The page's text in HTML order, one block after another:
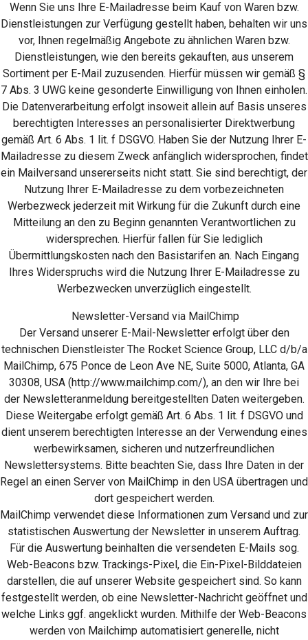
Wenn Sie uns Ihre E-Mailadresse beim Kauf von Waren bzw.
Dienstleistungen zur Verfügung gestellt haben, behalten wir uns
vor, Ihnen regelmäßig Angebote zu ähnlichen Waren bzw.
Dienstleistungen, wie den bereits gekauften, aus unserem
Sortiment per E-Mail zuzusenden. Hierfür müssen wir gemäß §
7 Abs. 3 UWG keine gesonderte Einwilligung von Ihnen einholen.
Die Datenverarbeitung erfolgt insoweit allein auf Basis unseres
berechtigten Interesses an personalisierter Direktwerbung
gemäß Art. 6 Abs. 1 lit. f DSGVO. Haben Sie der Nutzung Ihrer E-
Mailadresse zu diesem Zweck anfänglich widersprochen, findet
ein Mailversand unsererseits nicht statt. Sie sind berechtigt, der
Nutzung Ihrer E-Mailadresse zu dem vorbezeichneten
Werbezweck jederzeit mit Wirkung für die Zukunft durch eine
Mitteilung an den zu Beginn genannten Verantwortlichen zu
widersprechen. Hierfür fallen für Sie lediglich
Übermittlungskosten nach den Basistarifen an. Nach Eingang
Ihres Widerspruchs wird die Nutzung Ihrer E-Mailadresse zu
Werbezwecken unverzüglich eingestellt.
Newsletter-Versand via MailChimp
Der Versand unserer E-Mail-Newsletter erfolgt über den
technischen Dienstleister The Rocket Science Group, LLC d/b/a
MailChimp, 675 Ponce de Leon Ave NE, Suite 5000, Atlanta, GA
30308, USA (http://www.mailchimp.com/), an den wir Ihre bei
der Newsletteranmeldung bereitgestellten Daten weitergeben.
Diese Weitergabe erfolgt gemäß Art. 6 Abs. 1 lit. f DSGVO und
dient unserem berechtigten Interesse an der Verwendung eines
werbewirksamen, sicheren und nutzerfreundlichen
Newslettersystems. Bitte beachten Sie, dass Ihre Daten in der
Regel an einen Server von MailChimp in den USA übertragen und
dort gespeichert werden.
MailChimp verwendet diese Informationen zum Versand und zur
statistischen Auswertung der Newsletter in unserem Auftrag.
Für die Auswertung beinhalten die versendeten E-Mails sog.
Web-Beacons bzw. Trackings-Pixel, die Ein-Pixel-Bilddateien
darstellen, die auf unserer Website gespeichert sind. So kann
festgestellt werden, ob eine Newsletter-Nachricht geöffnet und
welche Links ggf. angeklickt wurden. Mithilfe der Web-Beacons
werden von Mailchimp automatisiert generelle, nicht